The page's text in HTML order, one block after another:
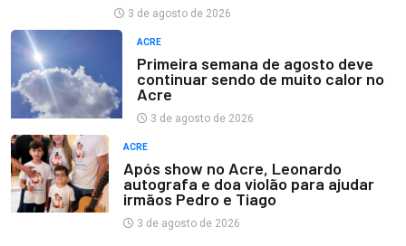
3 de agosto de 2026
ACRE
Primeira semana de agosto deve
continuar sendo de muito calor no
Acre
3 de agosto de 2026
ACRE
Após show no Acre, Leonardo
autografa e doa violão para ajudar
irmãos Pedro e Tiago
3 de agosto de 2026